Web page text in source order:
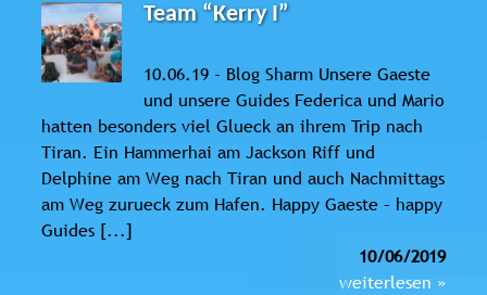
Team “Kerry I”
10.06.19 - Blog Sharm Unsere Gaeste
und unsere Guides Federica und Mario
hatten besonders viel Glueck an ihrem Trip nach
Tiran. Ein Hammerhai am Jackson Riff und
Delphine am Weg nach Tiran und auch Nachmittags
am Weg zurueck zum Hafen. Happy Gaeste – happy
Guides [...]
10/06/2019
weiterlesen »